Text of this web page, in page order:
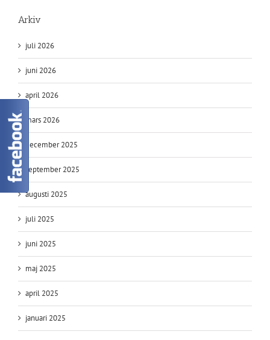
Arkiv
juli 2026
juni 2026
april 2026
mars 2026
december 2025
september 2025
augusti 2025
juli 2025
juni 2025
maj 2025
april 2025
januari 2025